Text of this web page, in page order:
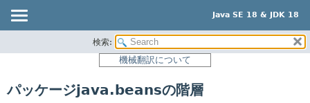
Java SE 18 & JDK 18
パッケージ
検索:
機械翻訳について
パッケージjava.beansの階層